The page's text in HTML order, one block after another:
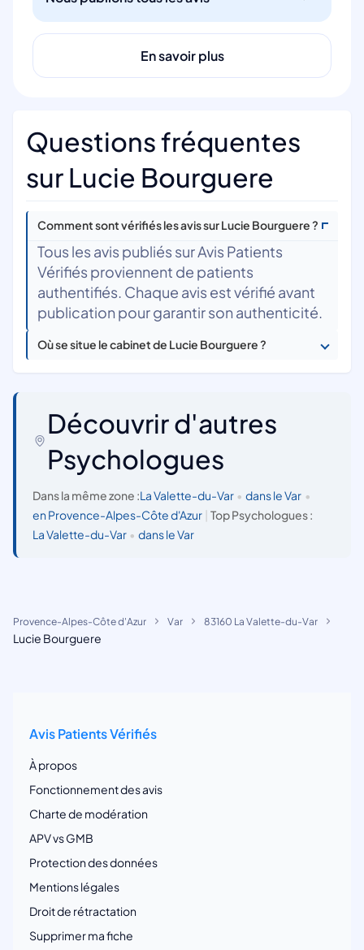
En savoir plus
Questions fréquentes
sur Lucie Bourguere
Comment sont vérifiés les avis sur Lucie Bourguere ?
Tous les avis publiés sur Avis Patients
Vérifiés proviennent de patients
authentifiés. Chaque avis est vérifié avant
publication pour garantir son authenticité.
Où se situe le cabinet de Lucie Bourguere ?
Découvrir d'autres
Psychologues
Dans la même zone :La Valette-du-Var • dans le Var •
en Provence-Alpes-Côte d'Azur
Top Psychologues :
La Valette-du-Var • dans le Var
Provence-Alpes-Côte d'Azur Var 83160 La Valette-du-Var
Lucie Bourguere
Avis Patients Vérifiés
À propos
Fonctionnement des avis
Charte de modération
APV vs GMB
Protection des données
Mentions légales
Droit de rétractation
Supprimer ma fiche